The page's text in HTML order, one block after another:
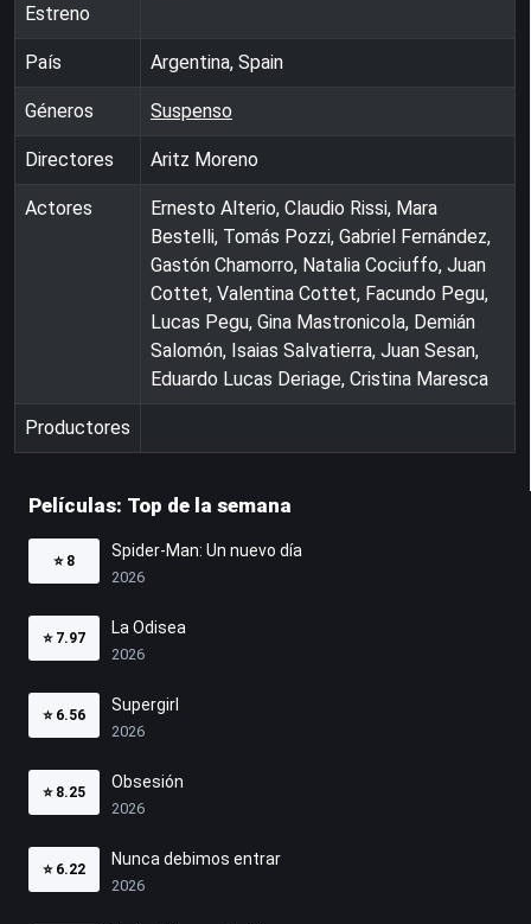
Estreno
País Argentina, Spain
Géneros Suspenso
Directores Aritz Moreno
Actores
Ernesto Alterio, Claudio Rissi, Mara
Bestelli, Tomás Pozzi, Gabriel Fernández,
Gastón Chamorro, Natalia Cociuffo, Juan
Cottet, Valentina Cottet, Facundo Pegu,
Lucas Pegu, Gina Mastronicola, Demián
Salomón, Isaias Salvatierra, Juan Sesan,
Eduardo Lucas Deriage, Cristina Maresca
Productores
Películas: Top de la semana
⭐ 8
Spider-Man: Un nuevo día
2026
⭐ 7.97
La Odisea
2026
⭐ 6.56
Supergirl
2026
⭐ 8.25
Obsesión
2026
⭐ 6.22
Nunca debimos entrar
2026